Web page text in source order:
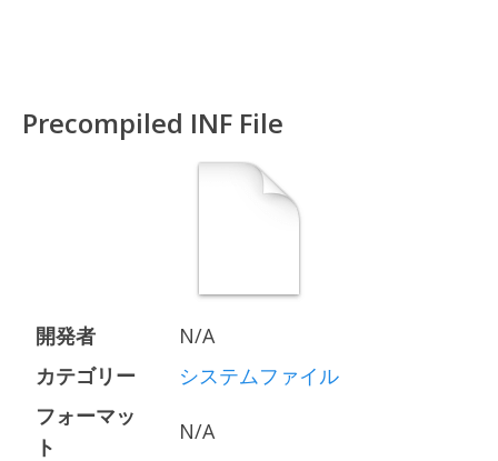
Precompiled INF File
開発者
N/A
カテゴリー
システムファイル
フォーマッ
ト
N/A